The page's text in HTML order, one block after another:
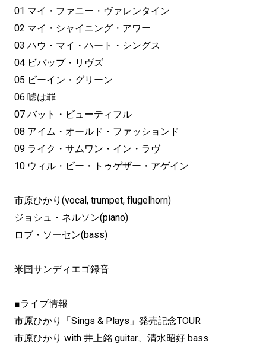
01 マイ・ファニー・ヴァレンタイン
02 マイ・シャイニング・アワー
03 ハウ・マイ・ハート・シングス
04 ビバップ・リヴズ
05 ビーイン・グリーン
06 嘘は罪
07 バット・ビューティフル
08 アイム・オールド・ファッションド
09 ライク・サムワン・イン・ラヴ
10 ウィル・ビー・トゥゲザー・アゲイン
市原ひかり(vocal, trumpet, flugelhorn)
ジョシュ・ネルソン(piano)
ロブ・ソーセン(bass)
米国サンディエゴ録音
■ライブ情報
市原ひかり「Sings & Plays」発売記念TOUR
市原ひかり with 井上銘 guitar、清水昭好 bass